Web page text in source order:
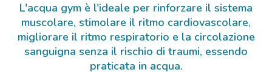
L'acqua gym è l'ideale per rinforzare il sistema
muscolare, stimolare il ritmo cardiovascolare,
migliorare il ritmo respiratorio e la circolazione
sanguigna senza il rischio di traumi, essendo
praticata in acqua.